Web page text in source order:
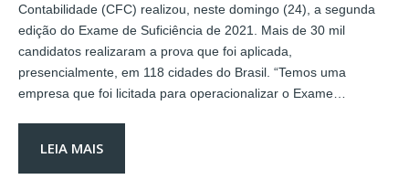
Contabilidade (CFC) realizou, neste domingo (24), a segunda
edição do Exame de Suficiência de 2021. Mais de 30 mil
candidatos realizaram a prova que foi aplicada,
presencialmente, em 118 cidades do Brasil. “Temos uma
empresa que foi licitada para operacionalizar o Exame…
LEIA MAIS